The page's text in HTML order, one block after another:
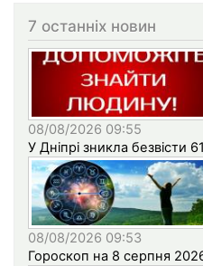
7 останніх новин
08/08/2026 09:55
У Дніпрі зникла безвісти
08/08/2026 09:53
Гороскоп на 8 серпня